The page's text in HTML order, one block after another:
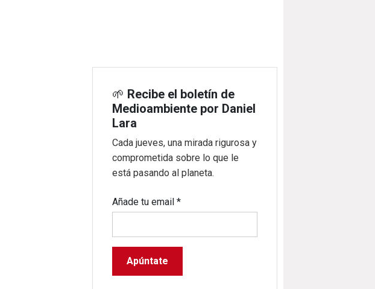
🌱 Recibe el boletín de
Medioambiente por Daniel
Lara
Cada jueves, una mirada rigurosa y
comprometida sobre lo que le
está pasando al planeta.
Añade tu email*